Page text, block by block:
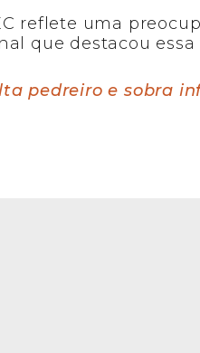
reflete uma
que destacou essa
pedreiro e sobra